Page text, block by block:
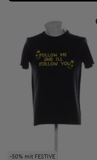
-50% mit FESTIVE